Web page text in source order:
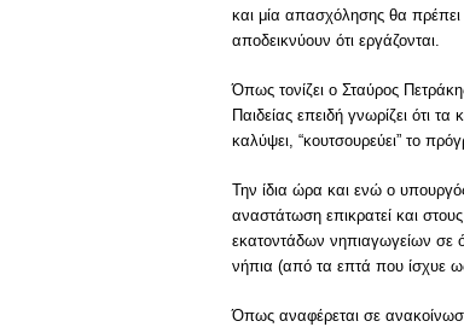
και μία απασχόλησης θα
αποδεικνύουν ότι εργάζονται.
Όπως τονίζει ο Σταύρος
Παιδείας επειδή γνωρίζει ότι
καλύψει, “κουτσουρεύει” το
Την ίδια ώρα και ενώ ο
αναστάτωση επικρατεί και
εκατοντάδων νηπιαγωγείων σε
νήπια (από τα επτά που ίσχυε
Όπως αναφέρεται σε